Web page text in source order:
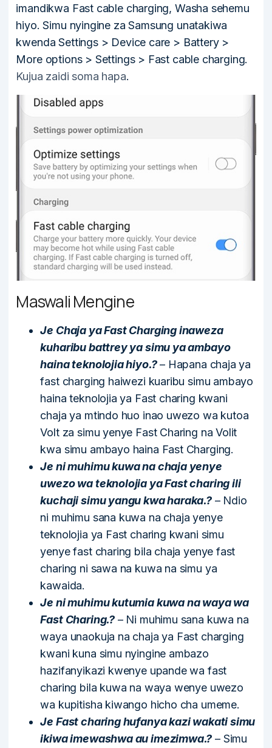
imandikwa Fast cable charging, Washa sehemu
hiyo. Simu nyingine za Samsung unatakiwa
kwenda Settings > Device care > Battery >
More options > Settings > Fast cable charging.
Kujua zaidi soma hapa.
Maswali Mengine
Je Chaja ya Fast Charging inaweza
kuharibu battrey ya simu ya ambayo
haina teknolojia hiyo.?– Hapana chaja ya
fast charging haiwezi kuaribu simu ambayo
haina teknolojia ya Fast charing kwani
chaja ya mtindo huo inao uwezo wa kutoa
Volt za simu yenye Fast Charing na Volit
kwa simu ambayo haina Fast Charging.
Je ni muhimu kuwa na chaja yenye
uwezo wa teknolojia ya Fast charing ili
kuchaji simu yangu kwa haraka.?– Ndio
ni muhimu sana kuwa na chaja yenye
teknolojia ya Fast charing kwani simu
yenye fast charing bila chaja yenye fast
charing ni sawa na kuwa na simu ya
kawaida.
Je ni muhimu kutumia kuwa na waya wa
Fast Charing.?– Ni muhimu sana kuwa na
waya unaokuja na chaja ya Fast charging
kwani kuna simu nyingine ambazo
hazifanyikazi kwenye upande wa fast
charing bila kuwa na waya wenye uwezo
wa kupitisha kiwango hicho cha umeme.
Je Fast charing hufanya kazi wakati simu
ikiwa imewashwa au imezimwa.? – Simu